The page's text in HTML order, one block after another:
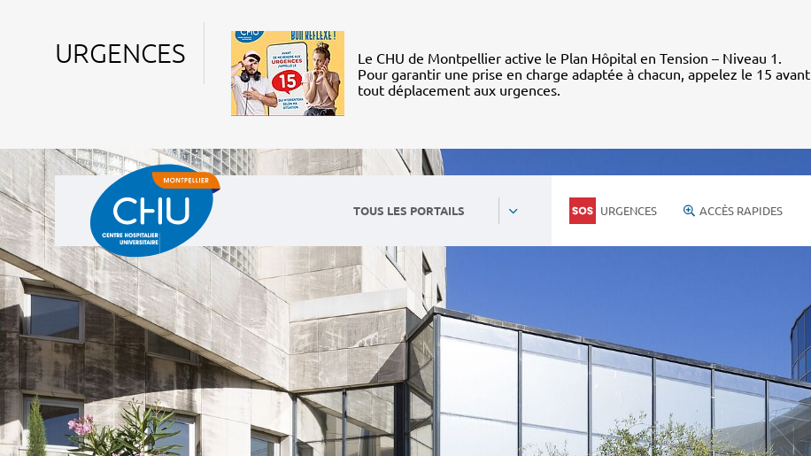
URGENCES
Le CHU de Montpellier active le Plan Hôpital en Tension – Niveau 1.
Pour garantir une prise en charge adaptée à chacun, appelez le 15 avant
tout déplacement aux urgences.
TOUS LES PORTAILS URGENCES ACCÈS RAPIDES